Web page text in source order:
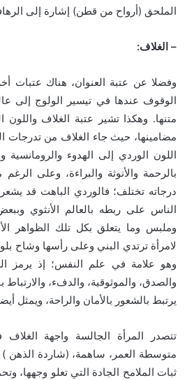
الملحق (أرواح من قطن) إشارة إلى
– الغلاف:
وفضلا عن عتبة العنوان، هناك عتبات
الوقوف عندها في تيسير الولوج إلى
متنها. وهكذا تشير عتبة الغلاف
مضامينها، حيث جاء الغلاف من تدرجات
اللون الوردي إلى الهدوء والرومانسية
بالرحمة والأنوثة والبراءة، وعلى الرغم
درجاته تختلف؛ فالوردي الباهت قد
الناس على ربطه بالعالم الأنثوي
وملبس وما يتعلق بكل تلك الظواهر
لامرأة ترتدي البني وعلى رأسها وشاح
وهو علامة في علم النفس؛ إذ يرمز
والصدق، والموثوقية، والدفء،
يرتبط بالشعور بالأمان والراحة، ويمثل
تتصدر المرأة الجالسة واجهة
متوسطة العمر، ساهمة، (شاردة الذهن )
ثبات الملامح الجادة التي تعلو وجهها،